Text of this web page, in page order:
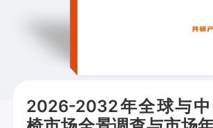
2026-2032年全球与